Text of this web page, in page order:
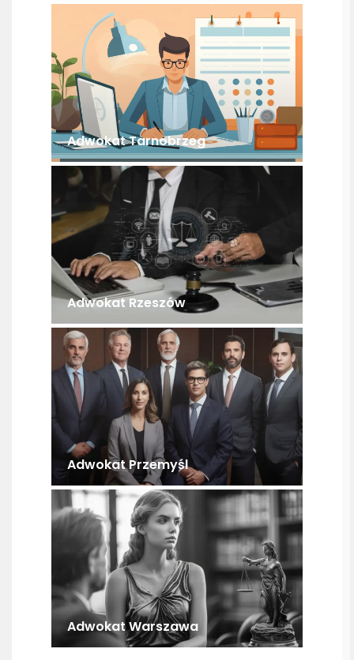
Adwokat Tarnobrzeg
Adwokat Rzeszów
Adwokat Przemyśl
Adwokat Warszawa